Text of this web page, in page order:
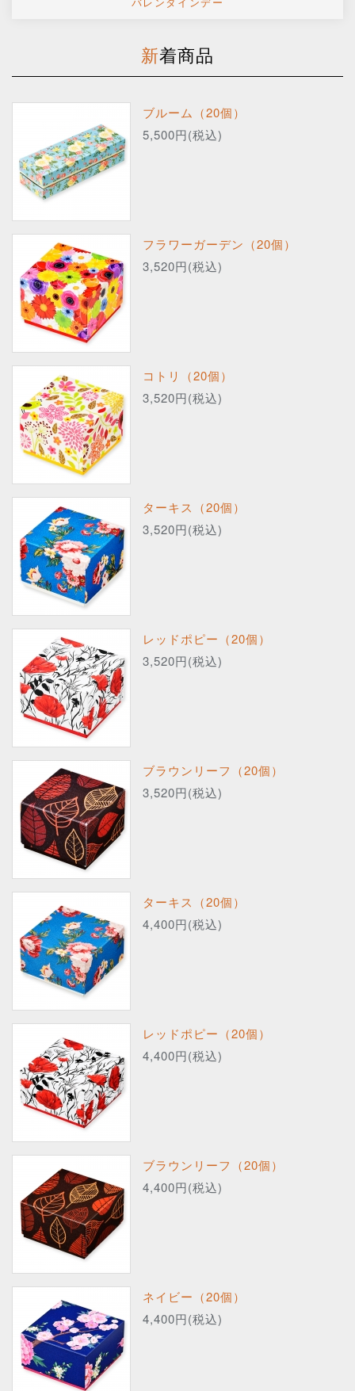
新着商品
ブルーム（20個）
5,500円(税込)
フラワーガーデン（20個）
3,520円(税込)
コトリ（20個）
3,520円(税込)
ターキス（20個）
3,520円(税込)
レッドポピー（20個）
3,520円(税込)
ブラウンリーフ（20個）
3,520円(税込)
ターキス（20個）
4,400円(税込)
レッドポピー（20個）
4,400円(税込)
ブラウンリーフ（20個）
4,400円(税込)
ネイビー（20個）
4,400円(税込)